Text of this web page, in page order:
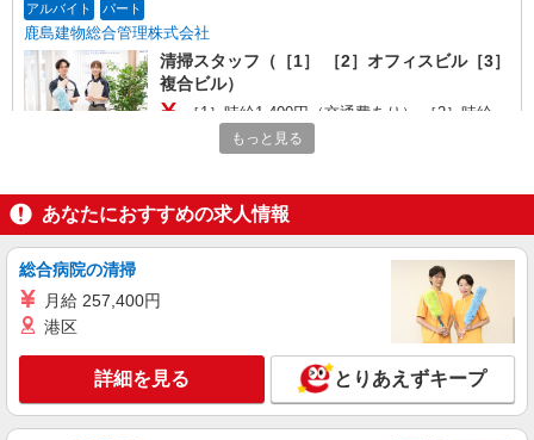
アルバイト パート
鹿島建物総合管理株式会社
清掃スタッフ（［1］ ［2］オフィスビル［3］
複合ビル）
［1］時給1,400円（交通費あり） ［2］時給
1,250円（交通費あり）、時給1,400円（交通費な
し） ［3］時給1,250円（交通費あり）、時給
キープ
正社員
株式会社トービ
日給11,200円 月収例：246,400円（22日勤務／
月）
東京都港区
もっと見る
あなたにおすすめの求人情報
総合病院の清掃
月給 257,400円
港区
詳細を見る とりあえずキープ